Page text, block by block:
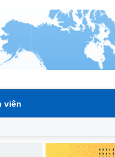
viên